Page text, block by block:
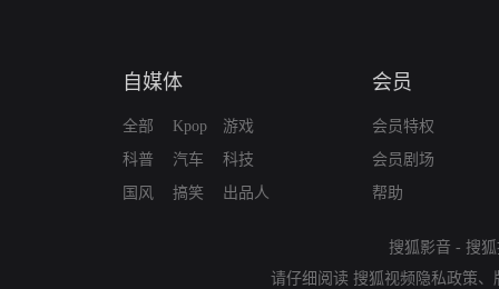
自媒体
全部
科普
国风
Kpop
汽车
搞笑
游戏
科技
出品人
会员
会员特权
会员剧场
帮助
搜狐影音 - 搜
请仔细阅读 搜狐视频隐私政策、